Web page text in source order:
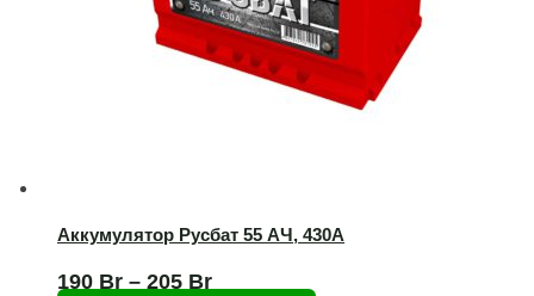
Аккумулятор Русбат 55 AЧ, 430А
190 Br – 205 Br